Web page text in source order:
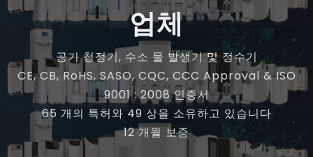
olansi a12b 2021 데스크탑
UVC 공기 청정기 HEPA 필터
정화 CE 공기 청정기 깨끗한
공기 품질 PM2.5귀하의 메시지
Olansi A17A High
Efficency Washable 비 소
모품 공기 청정기 홈 베드룸
사무실 바탕 화면귀하의 메시지